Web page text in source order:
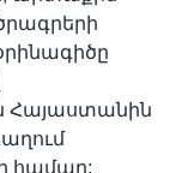
Հայաստանին
համար: